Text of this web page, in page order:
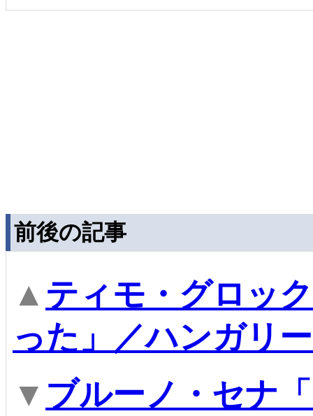
前後の記事
▲ ティモ・グロッ
った」／ハンガリ
▼ ブルーノ・セナ